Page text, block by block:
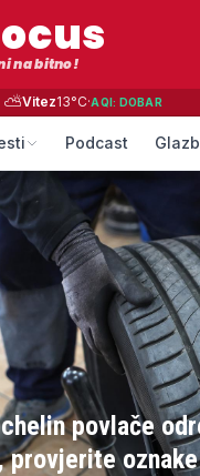
na bitno!
⛅Vitez13°C·AQI: DOBAR
Podcast
povlače
provjerite oznake